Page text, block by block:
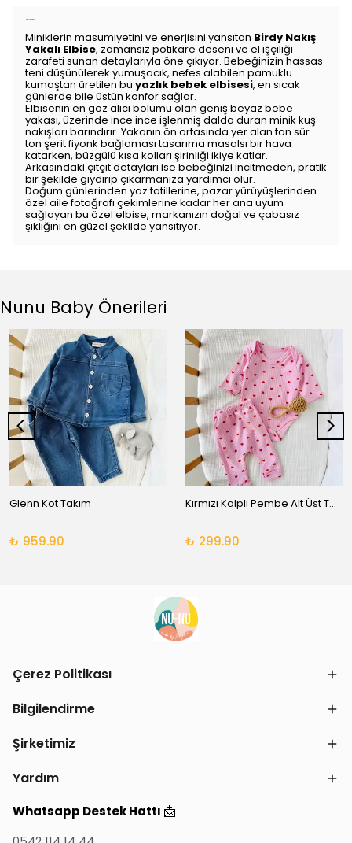
Miniklerin masumiyetini ve enerjisini yansıtan Birdy Nakış
Yakalı Elbise, zamansız pötikare deseni ve el işçiliği
zarafeti sunan detaylarıyla öne çıkıyor. Bebeğinizin hassas
teni düşünülerek yumuşacık, nefes alabilen pamuklu
kumaştan üretilen bu yazlık bebek elbisesi, en sıcak
günlerde bile üstün konfor sağlar.
Elbisenin en göz alıcı bölümü olan geniş beyaz bebe
yakası, üzerinde ince ince işlenmiş dalda duran minik kuş
nakışları barındırır. Yakanın ön ortasında yer alan ton sür
ton şerit fiyonk bağlaması tasarıma masalsı bir hava
katarken, büzgülü kısa kolları şirinliği ikiye katlar.
Arkasındaki çıtçıt detayları ise bebeğinizi incitmeden, pratik
bir şekilde giydirip çıkarmanıza yardımcı olur.
Doğum günlerinden yaz tatillerine, pazar yürüyüşlerinden
özel aile fotoğrafı çekimlerine kadar her ana uyum
sağlayan bu özel elbise, markanızın doğal ve çabasız
şıklığını en güzel şekilde yansıtıyor.
Nunu Baby Önerileri
Glenn Kot Takım
₺ 959.90
Kırmızı Kalpli Pembe Alt Üst Takım
₺ 299.90
Çerez Politikası
Bilgilendirme
Şirketimiz
Yardım
Whatsapp Destek Hattı 📩